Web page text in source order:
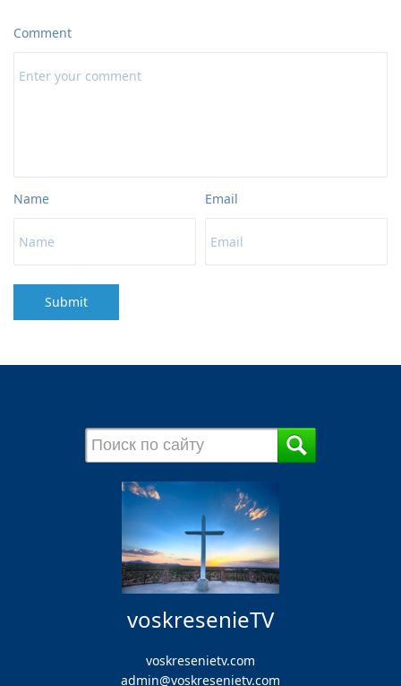
Comment
Name Email
Submit
voskresenieTV
voskresenietv.com
admin@voskresenietv.com